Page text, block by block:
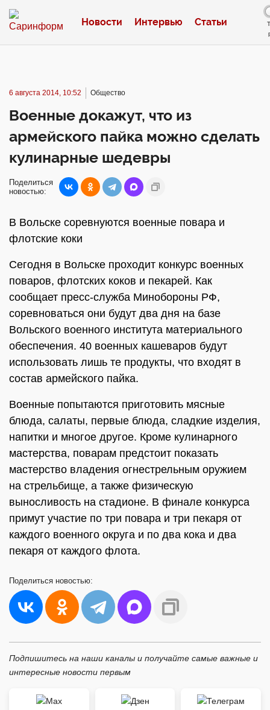
Новости Интервью Статьи
6 августа 2014, 10:52 Общество
Военные докажут, что из
армейского пайка можно сделать
кулинарные шедевры
Поделиться
новостью:
В Вольске соревнуются военные повара и
флотские коки
Сегодня в Вольске проходит конкурс военных
поваров, флотских коков и пекарей. Как
сообщает пресс-служба Минобороны РФ,
соревноваться они будут два дня на базе
Вольского военного института материального
обеспечения. 40 военных кашеваров будут
использовать лишь те продукты, что входят в
состав армейского пайка.
Военные попытаются приготовить мясные
блюда, салаты, первые блюда, сладкие изделия,
напитки и многое другое. Кроме кулинарного
мастерства, поварам предстоит показать
мастерство владения огнестрельным оружием
на стрельбище, а также физическую
выносливость на стадионе. В финале конкурса
примут участие по три повара и три пекаря от
каждого военного округа и по два кока и два
пекаря от каждого флота.
Поделиться новостью:
Подпишитесь на наши каналы и получайте самые важные и
интересные новости первым